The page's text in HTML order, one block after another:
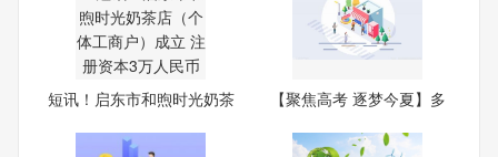
短讯！启东市和煦时光奶茶
【聚焦高考 逐梦今夏】多